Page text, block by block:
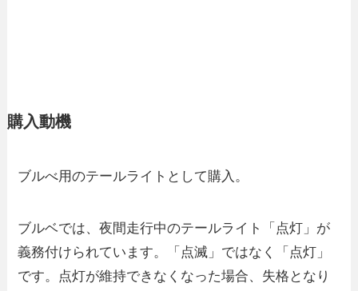
購入動機
ブルべ用のテールライトとして購入。
ブルベでは、夜間走行中のテールライト「点灯」が
義務付けられています。「点滅」ではなく「点灯」
です。点灯が維持できなくなった場合、失格となり